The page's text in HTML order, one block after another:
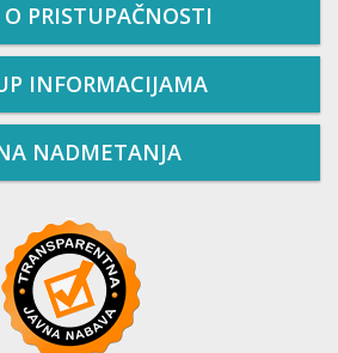
O PRISTUPAČNOSTI
INFORMACIJAMA
NADMETANJA